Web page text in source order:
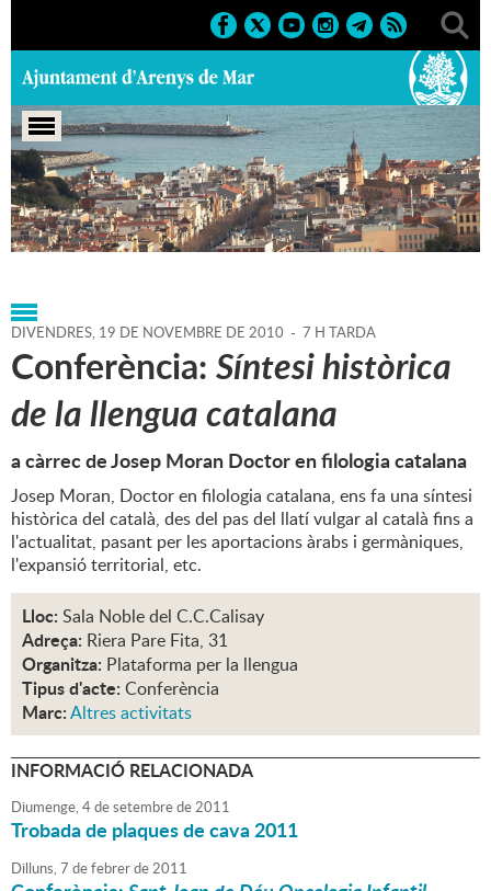
Portada > Agenda > 19-11-2010 > Marcs > 2010 > Altres
activitats
DIVENDRES, 19 DE NOVEMBRE DE 2010 - 7 H TARDA
Conferència: Síntesi històrica
de la llengua catalana
a càrrec de Josep Moran Doctor en filologia catalana
Josep Moran, Doctor en filologia catalana, ens fa una síntesi
històrica del català, des del pas del llatí vulgar al català fins a
l'actualitat, pasant per les aportacions àrabs i germàniques,
l'expansió territorial, etc.
Lloc: Sala Noble del C.C.Calisay
Adreça: Riera Pare Fita, 31
Organitza: Plataforma per la llengua
Tipus d'acte: Conferència
Marc:Altres activitats
INFORMACIÓ RELACIONADA
Diumenge,4desetembrede2011
Trobada de plaques de cava 2011
Dilluns,7 defebrerde2011